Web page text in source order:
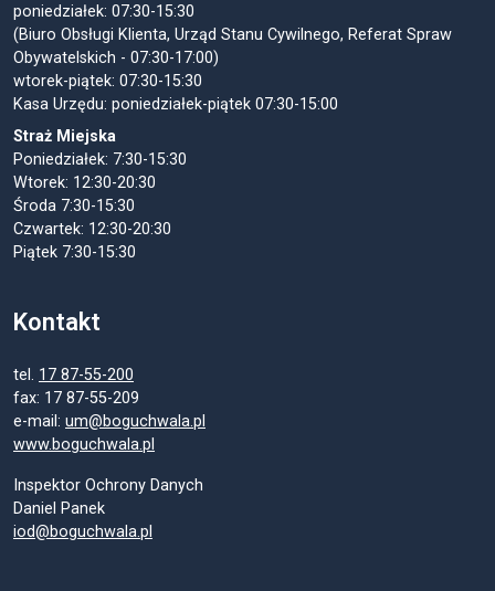
poniedziałek: 07:30-15:30
(Biuro Obsługi Klienta, Urząd Stanu Cywilnego, Referat Spraw
Obywatelskich - 07:30-17:00)
wtorek-piątek: 07:30-15:30
Kasa Urzędu: poniedziałek-piątek 07:30-15:00
Straż Miejska
Poniedziałek: 7:30-15:30
Wtorek: 12:30-20:30
Środa 7:30-15:30
Czwartek: 12:30-20:30
Piątek 7:30-15:30
Kontakt
tel. 17 87-55-200
fax: 17 87-55-209
e-mail: um@boguchwala.pl
www.boguchwala.pl
Inspektor Ochrony Danych
Daniel Panek
iod@boguchwala.pl